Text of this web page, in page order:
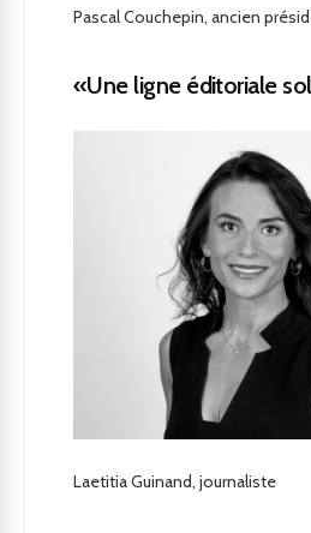
Pascal Couchepin, ancien
«Une ligne éditoriale
Laetitia Guinand, journaliste